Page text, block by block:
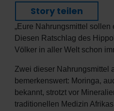
Story teilen
„Eure Nahrungsmittel sollen
Diesen Ratschlag des
Völker in aller Welt schon
Zwei dieser Nahrungsmittel
bemerkenswert: Moringa,
bekannt, strotzt vor
traditionellen Medizin